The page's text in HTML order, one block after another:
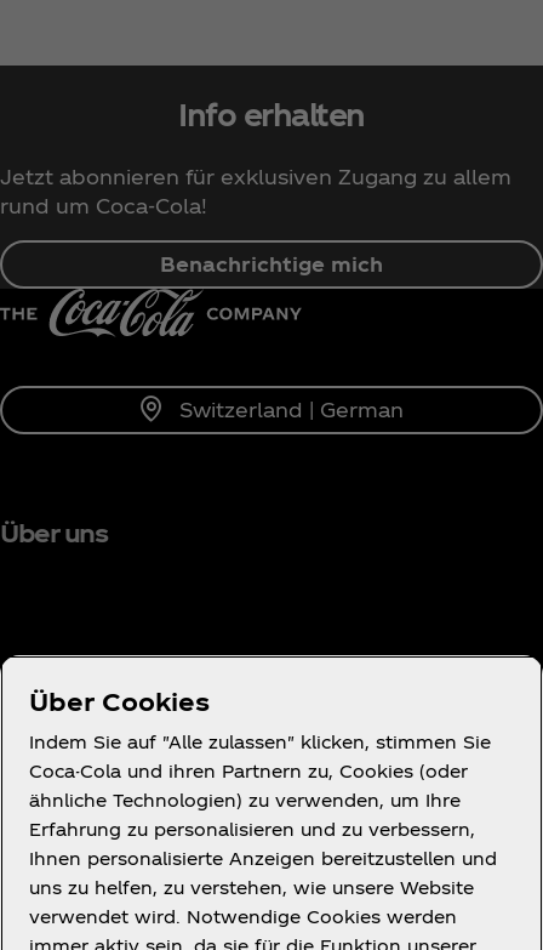
Info erhalten
Jetzt abonnieren für exklusiven Zugang zu allem
rund um Coca‑Cola!
Benachrichtige mich
Switzerland | German
Über uns
Brauchst du Hilfe?
Nutzungsbedingungen
Datenschutzerklärung für Verbraucher
Cookie-Hinweis
Cookies-Einstellungen
Über Cookies
Indem Sie auf "Alle zulassen" klicken, stimmen Sie
Coca-Cola und ihren Partnern zu, Cookies (oder
ähnliche Technologien) zu verwenden, um Ihre
Erfahrung zu personalisieren und zu verbessern,
Ihnen personalisierte Anzeigen bereitzustellen und
uns zu helfen, zu verstehen, wie unsere Website
verwendet wird. Notwendige Cookies werden
immer aktiv sein, da sie für die Funktion unserer